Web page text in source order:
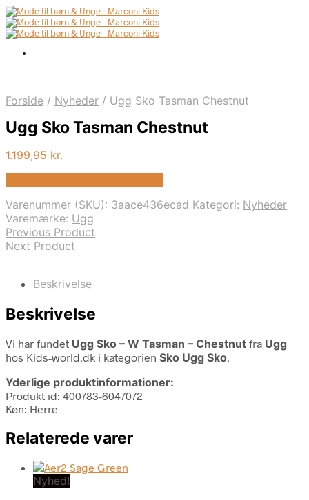
Forside / Nyheder / Ugg Sko Tasman Chestnut
Ugg Sko Tasman Chestnut
1.199,95 kr.
Varenummer (SKU): 3aace436ecad Kategori: Nyheder
Varemærke: Ugg
Previous Product
Next Product
Beskrivelse
Beskrivelse
Vi har fundet Ugg Sko – W Tasman – Chestnut fra Ugg
hos Kids-world.dk i kategorien Sko Ugg Sko.
Yderlige produktinformationer:
Produkt id: 400783-6047072
Køn: Herre
Relaterede varer
Nyhed!